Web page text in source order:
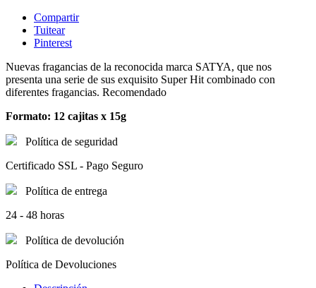
Compartir
Tuitear
Pinterest
Nuevas fragancias de la reconocida marca SATYA, que nos
presenta una serie de sus exquisito Super Hit combinado con
diferentes fragancias. Recomendado
Formato: 12 cajitas x 15g
Política de seguridad
Certificado SSL - Pago Seguro
Política de entrega
24 - 48 horas
Política de devolución
Política de Devoluciones